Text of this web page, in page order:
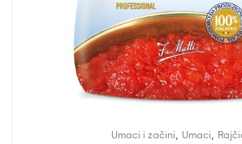
Umaci i začini Umaci